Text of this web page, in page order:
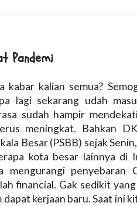
Pandemi
kabar kalian semua?
lagi sekarang udah
sudah hampir
meningkat. Bahkan
Besar (PSBB) sejak
kota besar lainnya di
mengurangi penyebaran
financial. Gak sedikit
dapat kerjaan baru. Saat ini